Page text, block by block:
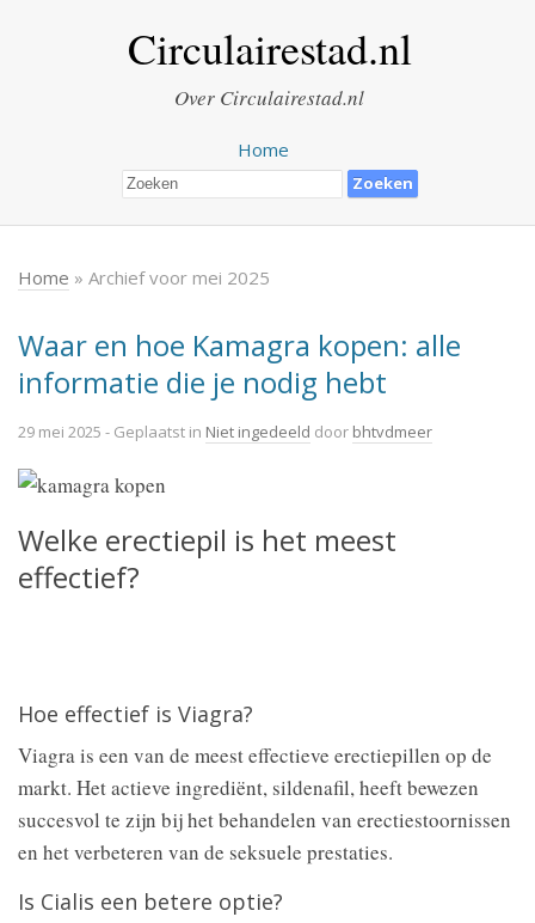
Circulairestad.nl
Over Circulairestad.nl
Home
Home » Archief voor mei 2025
Waar en hoe Kamagra kopen: alle
informatie die je nodig hebt
29 mei 2025 - Geplaatst in Niet ingedeeld door bhtvdmeer
Welke erectiepil is het meest
effectief?
Hoe effectief is Viagra?
Viagra is een van de meest effectieve erectiepillen op de
markt. Het actieve ingrediënt, sildenafil, heeft bewezen
succesvol te zijn bij het behandelen van erectiestoornissen
en het verbeteren van de seksuele prestaties.
Is Cialis een betere optie?